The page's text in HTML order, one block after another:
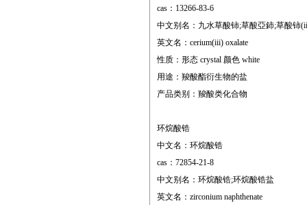
cas：13266-83-6
中文别名：九水草酸铈;草酸亞鈰;草酸铈
英文名：cerium(iii) oxalate
性质：形态 crystal 颜色 white
用途：羧酸酯衍生物的盐
产品类别：羧酸类化合物
环烷酸锆
中文名：环烷酸锆
cas：72854-21-8
中文别名：环烷酸锆;环烷酸锆盐
英文名：zirconium naphthenate